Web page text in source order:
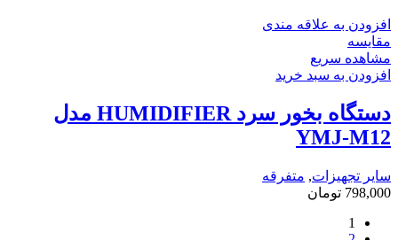
افزودن به علاقه مندی
مقایسه
مشاهده سریع
افزودن به سبد خرید
دستگاه بخور سرد HUMIDIFIER مدل
YMJ-M12
سایر تجهیزات, متفرقه
798,000 تومان
1